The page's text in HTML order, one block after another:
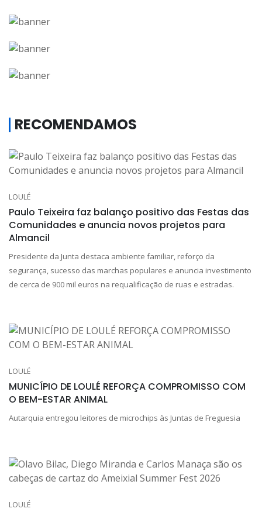
RECOMENDAMOS
LOULÉ
Paulo Teixeira faz balanço positivo das Festas das
Comunidades e anuncia novos projetos para
Almancil
Presidente da Junta destaca ambiente familiar, reforço da
segurança, sucesso das marchas populares e anuncia investimento
de cerca de 900 mil euros na requalificação de ruas e estradas.
LOULÉ
MUNICÍPIO DE LOULÉ REFORÇA COMPROMISSO COM
O BEM-ESTAR ANIMAL
Autarquia entregou leitores de microchips às Juntas de Freguesia
LOULÉ